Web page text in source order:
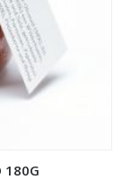
180G